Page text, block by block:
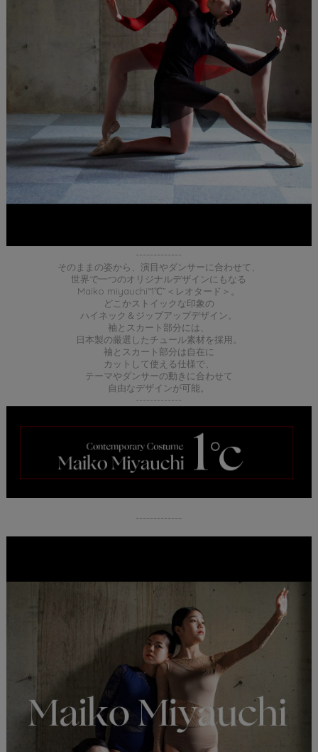
-------------
そのままの姿から、演目やダンサーに合わせて、
世界で一つのオリジナルデザインにもなる
Maiko miyauchi“1℃”＜レオタード＞。
どこかストイックな印象の
ハイネック＆ジップアップデザイン。
袖とスカート部分には、
日本製の厳選したチュール素材を採用。
袖とスカート部分は自在に
カットして使える仕様で、
テーマやダンサーの動きに合わせて
自由なデザインが可能。
-------------
-------------